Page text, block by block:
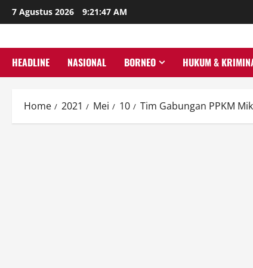
Skip
to
7 Agustus 2026 9:21:48 AM
HEADLINE NASIONAL BORNEO HUKUM &
Home 2021 Mei 10 Tim Gabungan PPKM